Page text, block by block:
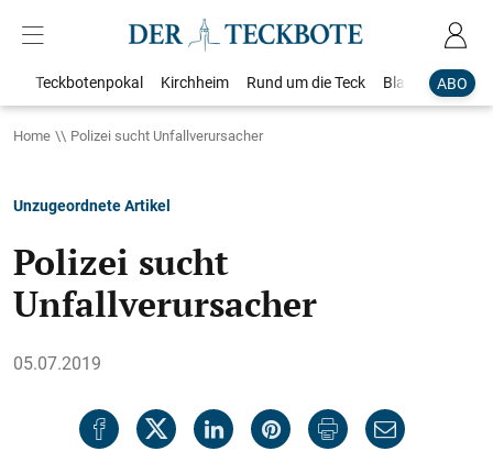
ABO
Teckbotenpokal Kirchheim Rund um die Teck Blaulicht
Home Polizei sucht Unfallverursacher
Unzugeordnete Artikel
Polizei sucht
Unfallverursacher
05.07.2019